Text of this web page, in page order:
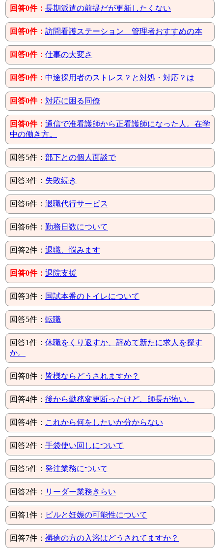
回答0件： 長期派遣の前提だが更新したくない
回答0件： 訪問看護ステーション 管理者おすすめの本
回答0件： 仕事の大変さ
回答0件： 中途採用者のストレス？と対処・対応？は
回答0件： 対応に困る同僚
回答0件： 通信で准看護師から正看護師になった人。在学
中の働き方。
回答5件： 部下との個人面談で
回答3件： 失敗続き
回答6件： 退職代行サービス
回答6件： 勤務日数について
回答2件： 退職、悩みます
回答0件： 退院支援
回答3件： 国試本番のトイレについて
回答5件： 転職
回答1件： 休職をくり返すか、辞めて新たに求人を探す
か。
回答8件： 皆様ならどうされますか？
回答4件： 後から勤務変更断ったけど、師長が怖い。
回答4件： これから何をしたいか分からない
回答2件： 手袋使い回しについて
回答5件： 発注業務について
回答2件： リーダー業務きらい
回答1件： ピルと妊娠の可能性について
回答7件： 褥瘡の方の入浴はどうされてますか？